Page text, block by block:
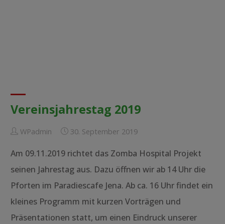
Vereinsjahrestag 2019
WPadmin 30. September 2019
Am 09.11.2019 richtet das Zomba Hospital Projekt
seinen Jahrestag aus. Dazu öffnen wir ab 14 Uhr die
Pforten im Paradiescafe Jena. Ab ca. 16 Uhr findet ein
kleines Programm mit kurzen Vorträgen und
Präsentationen statt, um einen Eindruck unserer